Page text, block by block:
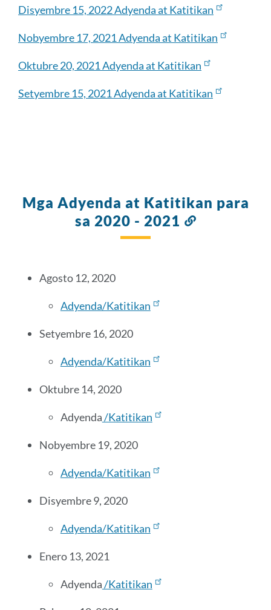
Disyembre 15, 2022 Adyenda at Katitikan
Nobyembre 17, 2021 Adyenda at Katitikan
Oktubre 20, 2021 Adyenda at Katitikan
Setyembre 15, 2021 Adyenda at Katitikan
Mga Adyenda at Katitikan para
sa 2020 - 2021
Link
Agosto 12, 2020
Adyenda/Katitikan
Setyembre 16, 2020
Adyenda/Katitikan
Oktubre 14, 2020
Adyenda/Katitikan
Nobyembre 19, 2020
Adyenda/Katitikan
Disyembre 9, 2020
Adyenda/Katitikan
Enero 13, 2021
Adyenda/Katitikan